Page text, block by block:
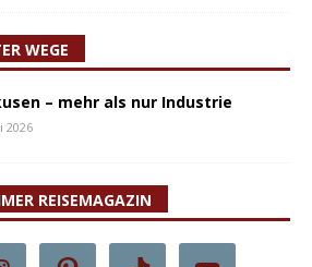
WEGE
– mehr als nur Industrie
2026
REISEMAGAZIN